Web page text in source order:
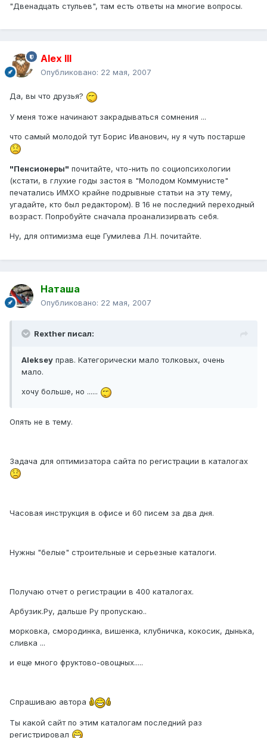
"Двенадцать стульев", там есть ответы на многие вопросы.
Alex IlI
Опубликовано: 22 мая, 2007
Да, вы что друзья?
У меня тоже начинают закрадываться сомнения ...
что самый молодой тут Борис Иванович, ну я чуть постарше
"Пенсионеры" почитайте, что-нить по социопсихологии
(кстати, в глухие годы застоя в "Молодом Коммунисте"
печатались ИМХО крайне подрывные статьи на эту тему,
угадайте, кто был редактором). В 16 не последний переходный
возраст. Попробуйте сначала проанализирвать себя.
Ну, для оптимизма еще Гумилева Л.Н. почитайте.
Наташа
Опубликовано: 22 мая, 2007
Rexther писал:
Aleksey прав. Категорически мало толковых, очень
мало.
хочу больше, но ......
Опять не в тему.
Задача для оптимизатора сайта по регистрации в каталогах
Часовая инструкция в офисе и 60 писем за два дня.
Нужны "белые" строительные и серьезные каталоги.
Получаю отчет о регистрации в 400 каталогах.
Арбузик.Ру, дальше Ру пропускаю..
морковка, смородинка, вишенка, клубничка, кокосик, дынька,
сливка ...
и еще много фруктово-овощных.....
Спрашиваю автора
Ты какой сайт по этим каталогам последний раз
регистрировал